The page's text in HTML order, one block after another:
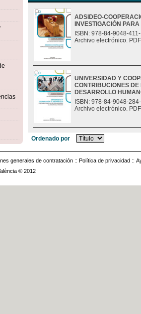
ADSIDEO-
INVESTIGACIÓN
ISBN: 978-84-9048-
Archivo electrónico.
UNIVERSIDAD Y
CONTRIBUCIONES
DESARROLLO
ISBN: 978-84-9048-
Archivo electrónico.
Ordenado por
generales de contratación :: Política de privacidad ::
© 2012